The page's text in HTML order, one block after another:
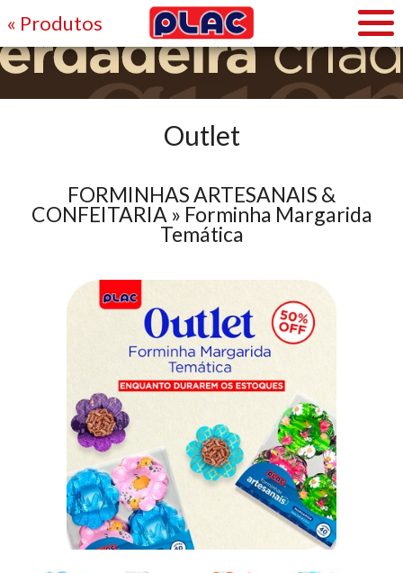
Outlet
« Produtos
FORMINHAS ARTESANAIS &
CONFEITARIA » Forminha Margarida
Temática